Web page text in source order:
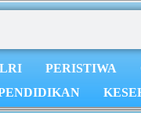
PERISTIWA